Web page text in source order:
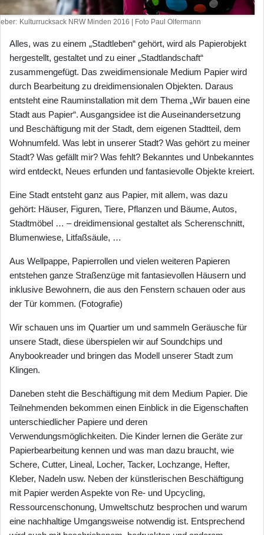
Kulturrucksack NRW Minden 2016 | Foto Paul Olfermann
Alles, was zu einem „Stadtleben“ gehört, wird als Papierobjekt
hergestellt, gestaltet und zu einer „Stadtlandschaft“
zusammengefügt. Das zweidimensionale Medium Papier wird
durch Bearbeitung zu dreidimensionalen Objekten. Daraus
entsteht eine Rauminstallation mit dem Thema „Wir bauen eine
Stadt aus Papier“. Ausgangsidee ist die Auseinandersetzung
und Beschäftigung mit der Stadt, dem eigenen Stadtteil, dem
Wohnumfeld. Was lebt in unserer Stadt? Was gehört zu meiner
Stadt? Was gefällt mir? Was fehlt? Bekanntes und Unbekanntes
wird entdeckt, Neues erfunden und fantasievolle Objekte kreiert.
Eine Stadt entsteht ganz aus Papier, mit allem, was dazu
gehört: Häuser, Figuren, Tiere, Pflanzen und Bäume, Autos,
Stadtmöbel … – dreidimensional gestaltet als Scherenschnitt,
Blumenwiese, Litfaßsäule, …
Aus Wellpappe, Papierrollen und vielen weiteren Papieren
entstehen ganze Straßenzüge mit fantasievollen Häusern und
inklusive Bewohnern, die aus den Fenstern schauen oder aus
der Tür kommen. (Fotografie)
Wir schauen uns im Quartier um und sammeln Geräusche für
unsere Stadt, diese überspielen wir auf Soundchips und
Anybookreader und bringen das Modell unserer Stadt zum
Klingen.
Daneben steht die Beschäftigung mit dem Medium Papier. Die
Teilnehmenden bekommen einen Einblick in die Eigenschaften
unterschiedlicher Papiere und deren
Verwendungsmöglichkeiten. Die Kinder lernen die Geräte zur
Papierbearbeitung kennen und was man dazu braucht, wie
Schere, Cutter, Lineal, Locher, Tacker, Lochzange, Hefter,
Kleber, Nadeln usw. Neben der künstlerischen Beschäftigung
mit Papier werden Aspekte von Re- und Upcycling,
Ressourcenschonung, Umweltschutz besprochen und warum
eine nachhaltige Umgangsweise notwendig ist. Entsprechend